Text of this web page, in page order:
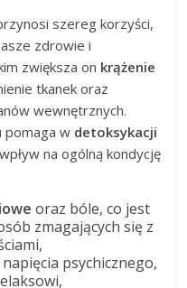
szereg korzyści,
zdrowie i
zwiększa on krążenie
tkanek oraz
wewnętrznych.
pomaga w detoksykacji
na ogólną kondycję
oraz bóle, co jest
zmagających się z
napięcia psychicznego,